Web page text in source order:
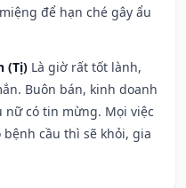
để hạn ché gây ẩu
(Tị) Là giờ rất tốt lành,
Buôn bán, kinh doanh
nữ có tin mừng. Mọi việc
cầu thì sẽ khỏi, gia